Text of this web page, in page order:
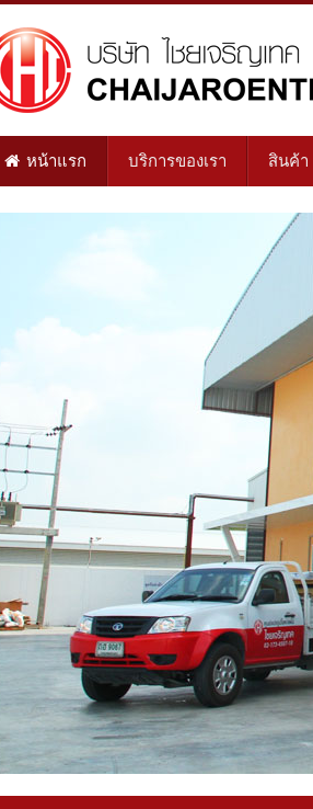
หน้าแรก บริการของเรา สินค้า